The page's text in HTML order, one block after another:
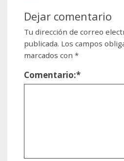
Dejar comentario
Tu dirección de correo
publicada. Los campos
marcados con *
Comentario:*